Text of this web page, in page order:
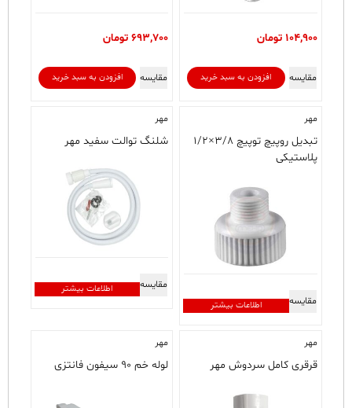
104,900 تومان
افزودن به سبد خرید مقایسه
693,700 تومان
افزودن به سبد خرید مقایسه
مهر
تبدیل روپیچ توپیچ ۳/۸×۱/۲
پلاستیکی
اطلاعات بیشتر مقایسه
مهر
شلنگ توالت سفید مهر
اطلاعات بیشتر مقایسه
مهر
قرقری کامل سردوش مهر
مهر
لوله خم ۹۰ سیفون فانتزی